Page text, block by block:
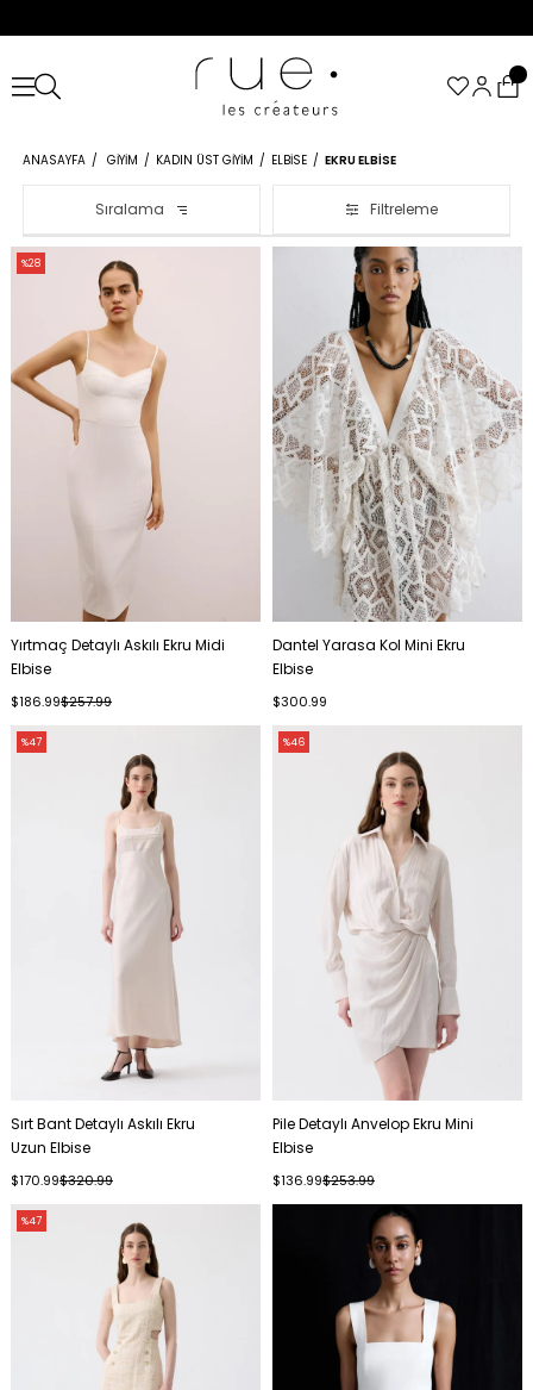
ANASAYFA GIYIM KADIN ÜST GIYIM ELBISE EKRU ELBISE
Filtreleme
Sıralama
Yırtmaç Detaylı Askılı Ekru Midi
Elbise
$186.99$257.99
%28
Dantel Yarasa Kol Mini Ekru
Elbise
$300.99
Sırt Bant Detaylı Askılı Ekru
Uzun Elbise
$170.99$320.99
%47
Pile Detaylı Anvelop Ekru Mini
Elbise
$136.99$253.99
%46
%47